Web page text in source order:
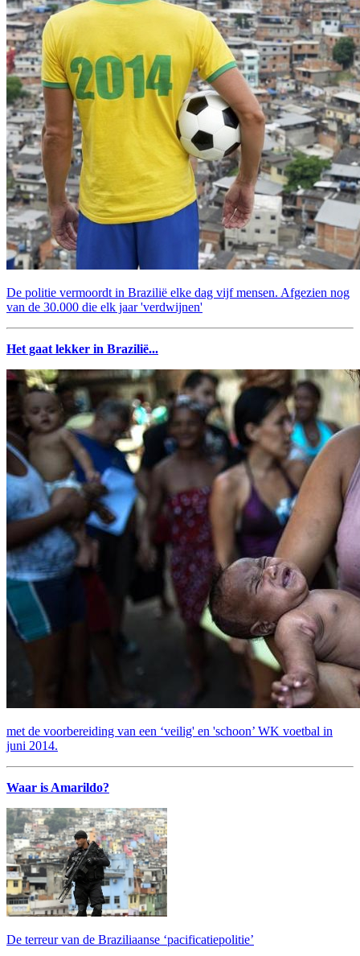
De politie vermoordt in Brazilië elke dag vijf mensen. Afgezien nog
van de 30.000 die elk jaar 'verdwijnen'
Het gaat lekker in Brazilië...
met de voorbereiding van een ‘veilig' en 'schoon’ WK voetbal in
juni 2014.
Waar is Amarildo?
De terreur van de Braziliaanse ‘pacificatiepolitie’